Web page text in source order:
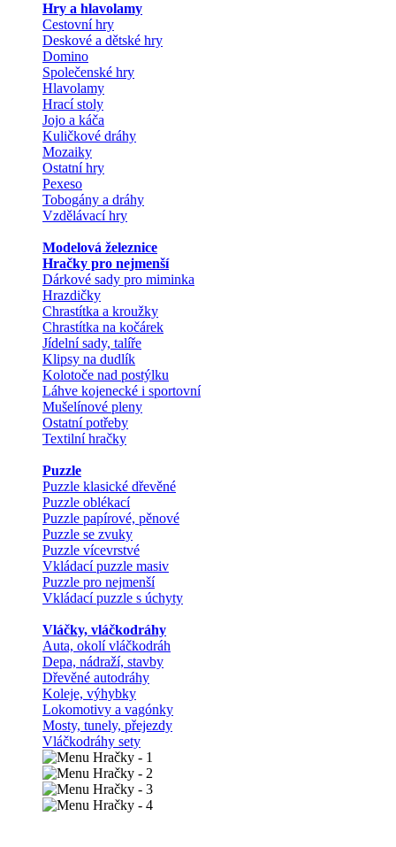
Hry a hlavolamy
Cestovní hry
Deskové a dětské hry
Domino
Společenské hry
Hlavolamy
Hrací stoly
Jojo a káča
Kuličkové dráhy
Mozaiky
Ostatní hry
Pexeso
Tobogány a dráhy
Vzdělávací hry
Modelová železnice
Hračky pro nejmenší
Dárkové sady pro miminka
Hrazdičky
Chrastítka a kroužky
Chrastítka na kočárek
Jídelní sady, talíře
Klipsy na dudlík
Kolotoče nad postýlku
Láhve kojenecké i sportovní
Mušelínové pleny
Ostatní potřeby
Textilní hračky
Puzzle
Puzzle klasické dřevěné
Puzzle oblékací
Puzzle papírové, pěnové
Puzzle se zvuky
Puzzle vícevrstvé
Vkládací puzzle masiv
Puzzle pro nejmenší
Vkládací puzzle s úchyty
Vláčky, vláčkodráhy
Auta, okolí vláčkodráh
Depa, nádraží, stavby
Dřevěné autodráhy
Koleje, výhybky
Lokomotivy a vagónky
Mosty, tunely, přejezdy
Vláčkodráhy sety